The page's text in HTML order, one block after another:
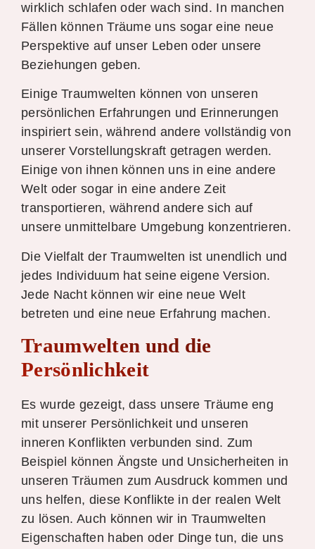
wirklich schlafen oder wach sind. In manchen
Fällen können Träume uns sogar eine neue
Perspektive auf unser Leben oder unsere
Beziehungen geben.
Einige Traumwelten können von unseren
persönlichen Erfahrungen und Erinnerungen
inspiriert sein, während andere vollständig von
unserer Vorstellungskraft getragen werden.
Einige von ihnen können uns in eine andere
Welt oder sogar in eine andere Zeit
transportieren, während andere sich auf
unsere unmittelbare Umgebung konzentrieren.
Die Vielfalt der Traumwelten ist unendlich und
jedes Individuum hat seine eigene Version.
Jede Nacht können wir eine neue Welt
betreten und eine neue Erfahrung machen.
Traumwelten und die
Persönlichkeit
Es wurde gezeigt, dass unsere Träume eng
mit unserer Persönlichkeit und unseren
inneren Konflikten verbunden sind. Zum
Beispiel können Ängste und Unsicherheiten in
unseren Träumen zum Ausdruck kommen und
uns helfen, diese Konflikte in der realen Welt
zu lösen. Auch können wir in Traumwelten
Eigenschaften haben oder Dinge tun, die uns